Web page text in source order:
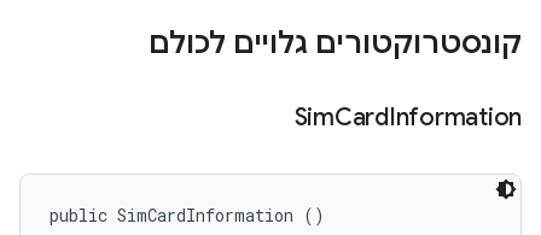
קונסטרוקטורים גלויים לכולם
SimCardInformation
public SimCardInformation ()